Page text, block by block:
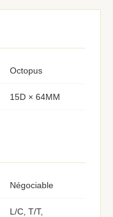
Octopus
15D × 64MM
Négociable
L/C, T/T,